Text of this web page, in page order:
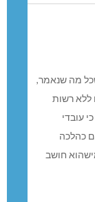
להוסיפ, שכל מה שנאמר,
ללא רשות
עובדי
כהלכה
חושב